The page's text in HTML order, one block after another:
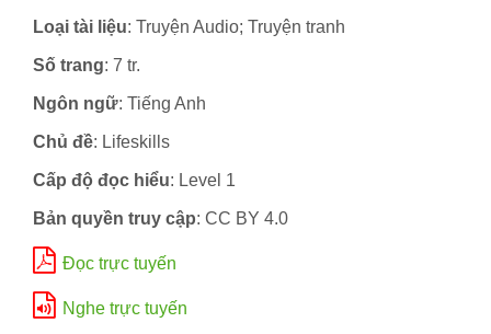
Loại tài liệu: Truyện Audio; Truyện tranh
Số trang: 7 tr.
Ngôn ngữ: Tiếng Anh
Chủ đề: Lifeskills
Cấp độ đọc hiểu: Level 1
Bản quyền truy cập: CC BY 4.0
Đọc trực tuyến
Nghe trực tuyến